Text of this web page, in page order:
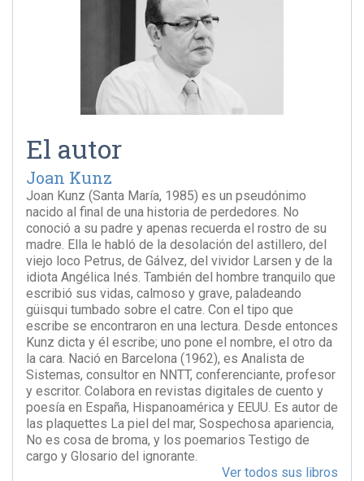
El autor
Joan Kunz
Joan Kunz (Santa María, 1985) es un pseudónimo
nacido al final de una historia de perdedores. No
conoció a su padre y apenas recuerda el rostro de su
madre. Ella le habló de la desolación del astillero, del
viejo loco Petrus, de Gálvez, del vividor Larsen y de la
idiota Angélica Inés. También del hombre tranquilo que
escribió sus vidas, calmoso y grave, paladeando
güisqui tumbado sobre el catre. Con el tipo que
escribe se encontraron en una lectura. Desde entonces
Kunz dicta y él escribe; uno pone el nombre, el otro da
la cara. Nació en Barcelona (1962), es Analista de
Sistemas, consultor en NNTT, conferenciante, profesor
y escritor. Colabora en revistas digitales de cuento y
poesía en España, Hispanoamérica y EEUU. Es autor de
las plaquettes La piel del mar, Sospechosa apariencia,
No es cosa de broma, y los poemarios Testigo de
cargo y Glosario del ignorante.
Ver todos sus libros